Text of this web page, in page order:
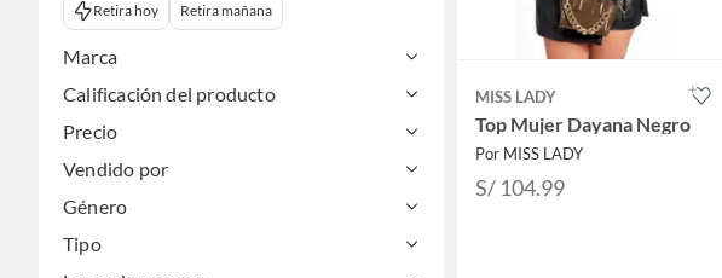
Retira hoy Retira mañana
Marca
Calificación del producto
Precio
Vendido por
Género
Tipo
MISS LADY
Top Mujer Dayana Negro
Por MISS LADY
S/ 104.99